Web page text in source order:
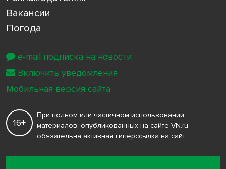
Вакансии
Погода
16+
При полном или частичном использовании
материалов, опубликованных на сайте VN.ru,
обязательна активная гиперссылка на сайт
e-mail подписка на новости
Включить уведомления
Мобильная версия сайта